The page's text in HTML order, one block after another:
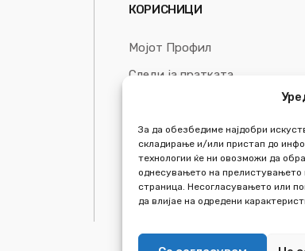
За да обезбедиме најдобри
складирање и/или пристап до
технологии ќе ни овозможи да
однесувањето на
страница. Несогласувањето или
да влијае на одредени
КОРИСНИЦИ
Мојот Профил
Следи ја пратката
За Нас